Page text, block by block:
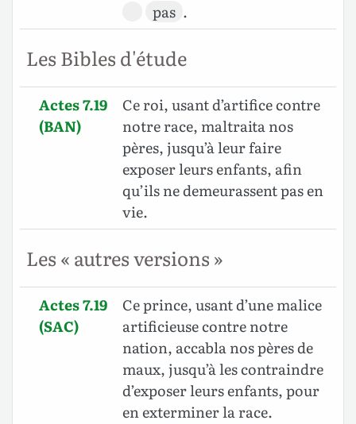
pas .
Les Bibles d'étude
Actes 7.19
(BAN)
Ce roi, usant d’artifice contre
notre race, maltraita nos
pères, jusqu’à leur faire
exposer leurs enfants, afin
qu’ils ne demeurassent pas en
vie.
Les « autres versions »
Actes 7.19
(SAC)
Ce prince, usant d’une malice
artificieuse contre notre
nation, accabla nos pères de
maux, jusqu’à les contraindre
d’exposer leurs enfants, pour
en exterminer la race.